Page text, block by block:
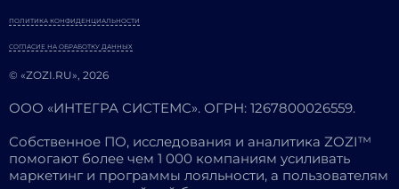
© «ZOZI.RU», 2026
ПОЛИТИКА КОНФИДЕНЦИАЛЬНОСТИ
СОГЛАСИЕ НА ОБРАБОТКУ ДАННЫХ
ООО «ИНТЕГРА СИСТЕМС». ОГРН: 1267800026559.
Собственное ПО, исследования и аналитика ZOZI™
помогают более чем 1 000 компаниям усиливать
маркетинг и программы лояльности, а пользователям